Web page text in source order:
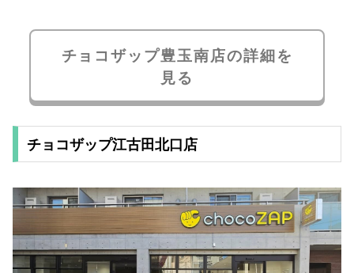
チョコザップ豊玉南店の詳細を
見る
チョコザップ江古田北口店